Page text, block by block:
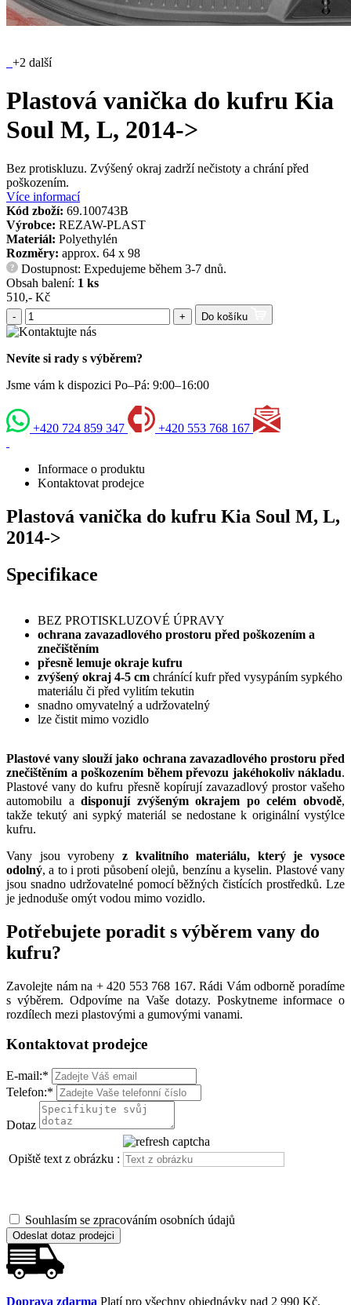
+2 další
Plastová vanička do kufru Kia
Soul M, L, 2014->
Bez protiskluzu. Zvýšený okraj zadrží nečistoty a chrání před
poškozením.
Více informací
Kód zboží: 69.100743B
Výrobce: REZAW-PLAST
Materiál: Polyethylén
Rozměry: approx. 64 x 98
?
Dostupnost: Expedujeme během 3-7 dnů.
Obsah balení: 1 ks
510,- Kč
- + Do košíku
Nevíte si rady s výběrem?
Jsme vám k dispozici Po–Pá: 9:00–16:00
+420 724 859 347 +420 553 768 167
Informace o produktu
Kontaktovat prodejce
Plastová vanička do kufru Kia Soul M, L,
2014->
Specifikace
BEZ PROTISKLUZOVÉ ÚPRAVY
ochrana zavazadlového prostoru před poškozením a
znečištěním
přesně lemuje okraje kufru
zvýšený okraj 4-5 cm chránící kufr před vysypáním sypkého
materiálu či před vylitím tekutin
snadno omyvatelný a udržovatelný
lze čistit mimo vozidlo
Plastové vany slouží jako ochrana zavazadlového prostoru před
znečištěním a poškozením během převozu jakéhokoliv nákladu.
Plastové vany do kufru přesně kopírují zavazadlový prostor vašeho
automobilu adisponují zvýšeným okrajem po celém obvodě,
takže tekutý ani sypký materiál se nedostane k originální vystýlce
kufru.
Vany jsou vyrobeny z kvalitního materiálu, který je vysoce
odolný, a to i proti působení olejů, benzínu a kyselin. Plastové vany
jsou snadno udržovatelné pomocí běžných čistících prostředků. Lze
je jednoduše omýt vodou mimo vozidlo.
Potřebujete poradit s výběrem vany do
kufru?
Zavolejte nám na + 420 553 768 167. Rádi Vám odborně poradíme
s výběrem. Odpovíme na Vaše dotazy. Poskytneme informace o
rozdílech mezi plastovými a gumovými vanami.
Kontaktovat prodejce
E-mail:*
Telefon:*
Dotaz
Opiště text z obrázku :
Souhlasím se zpracováním osobních údajů
Odeslat dotaz prodejci
Doprava zdarma Platí pro všechny objednávky nad 2 990 Kč.